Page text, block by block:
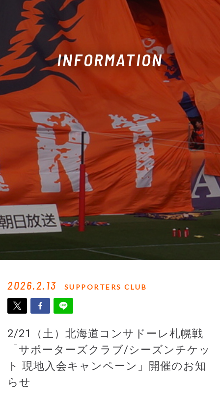
INFORMATION
2026.2.13 SUPPORTERS CLUB
2/21（土）北海道コンサドーレ札幌戦
「サポーターズクラブ/シーズンチケッ
ト 現地入会キャンペーン」開催のお知
らせ